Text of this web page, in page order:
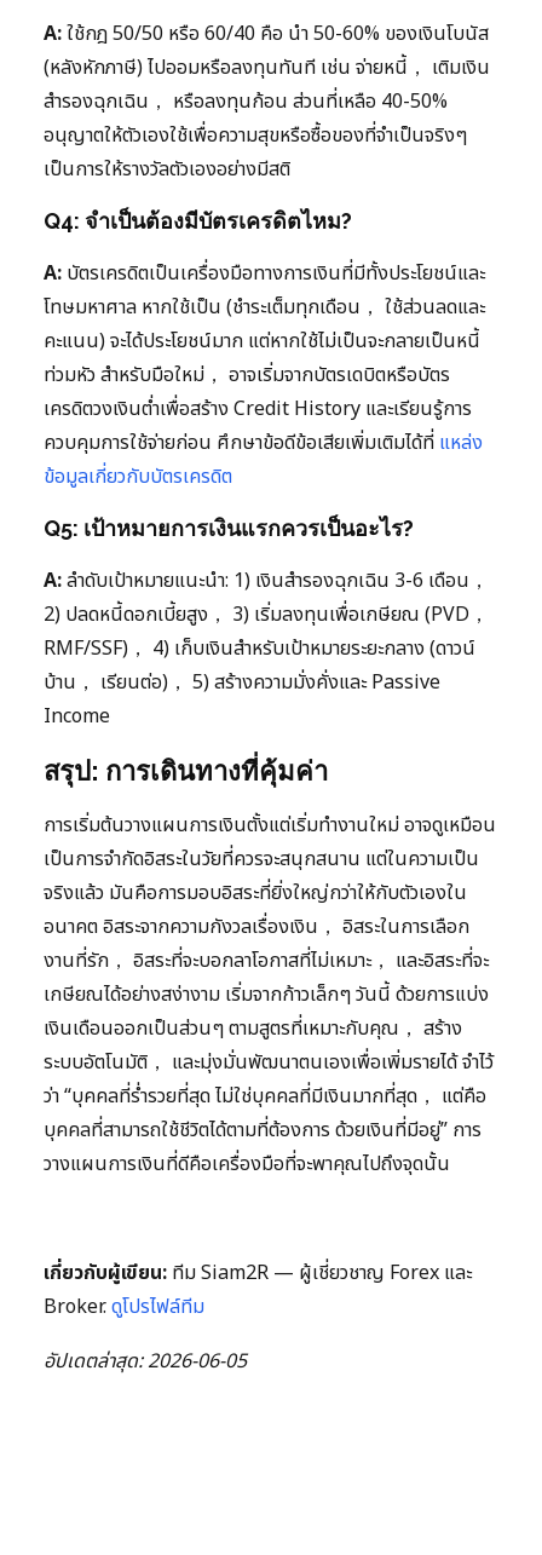
A:ใช้กฎ 50/50 หรือ 60/40 คือ นำ 50-60% ของเงินโบนัส
(หลังหักภาษี) ไปออมหรือลงทุนทันที เช่น จ่ายหนี้， เติมเงิน
สำรองฉุกเฉิน， หรือลงทุนก้อน ส่วนที่เหลือ 40-50%
อนุญาตให้ตัวเองใช้เพื่อความสุขหรือซื้อของที่จำเป็นจริงๆ
เป็นการให้รางวัลตัวเองอย่างมีสติ
Q4: จำเป็นต้องมีบัตรเครดิตไหม?
A: บัตรเครดิตเป็นเครื่องมือทางการเงินที่มีทั้งประโยชน์และ
โทษมหาศาล หากใช้เป็น (ชำระเต็มทุกเดือน， ใช้ส่วนลดและ
คะแนน) จะได้ประโยชน์มาก แต่หากใช้ไม่เป็นจะกลายเป็นหนี้
ท่วมหัว สำหรับมือใหม่， อาจเริ่มจากบัตรเดบิตหรือบัตร
เครดิตวงเงินต่ำเพื่อสร้าง Credit History และเรียนรู้การ
ควบคุมการใช้จ่ายก่อน ศึกษาข้อดีข้อเสียเพิ่มเติมได้ที่ แหล่ง
ข้อมูลเกี่ยวกับบัตรเครดิต
Q5: เป้าหมายการเงินแรกควรเป็นอะไร?
A:ลำดับเป้าหมายแนะนำ: 1) เงินสำรองฉุกเฉิน 3-6 เดือน，
2) ปลดหนี้ดอกเบี้ยสูง， 3) เริ่มลงทุนเพื่อเกษียณ (PVD，
RMF/SSF)， 4) เก็บเงินสำหรับเป้าหมายระยะกลาง (ดาวน์
บ้าน， เรียนต่อ)， 5) สร้างความมั่งคั่งและ Passive
Income
สรุป: การเดินทางที่คุ้มค่า
การเริ่มต้นวางแผนการเงินตั้งแต่เริ่มทำงานใหม่ อาจดูเหมือน
เป็นการจำกัดอิสระในวัยที่ควรจะสนุกสนาน แต่ในความเป็น
จริงแล้ว มันคือการมอบอิสระที่ยิ่งใหญ่กว่าให้กับตัวเองใน
อนาคต อิสระจากความกังวลเรื่องเงิน， อิสระในการเลือก
งานที่รัก， อิสระที่จะบอกลาโอกาสที่ไม่เหมาะ， และอิสระที่จะ
เกษียณได้อย่างสง่างาม เริ่มจากก้าวเล็กๆ วันนี้ ด้วยการแบ่ง
เงินเดือนออกเป็นส่วนๆ ตามสูตรที่เหมาะกับคุณ， สร้าง
ระบบอัตโนมัติ， และมุ่งมั่นพัฒนาตนเองเพื่อเพิ่มรายได้ จำไว้
ว่า “บุคคลที่ร่ำรวยที่สุด ไม่ใช่บุคคลที่มีเงินมากที่สุด， แต่คือ
บุคคลที่สามารถใช้ชีวิตได้ตามที่ต้องการ ด้วยเงินที่มีอยู่” การ
วางแผนการเงินที่ดีคือเครื่องมือที่จะพาคุณไปถึงจุดนั้น
เกี่ยวกับผู้เขียน: ทีม Siam2R — ผู้เชี่ยวชาญ Forex และ
Broker.ดูโปรไฟล์ทีม
อัปเดตล่าสุด: 2026-06-05